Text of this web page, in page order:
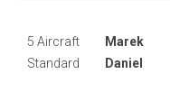
5 Aircraft
Standard
Marek
Daniel